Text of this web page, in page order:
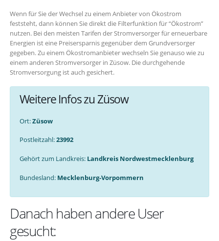
Wenn für Sie der Wechsel zu einem Anbieter von Ökostrom
feststeht, dann können Sie direkt die Filterfunktion für “Ökostrom”
nutzen. Bei den meisten Tarifen der Stromversorger für erneuerbare
Energien ist eine Preisersparnis gegenüber dem Grundversorger
gegeben. Zu einem Ökostromanbieter wechseln Sie genauso wie zu
einem anderen Stromversorger in Züsow. Die durchgehende
Stromversorgung ist auch gesichert.
Weitere Infos zu Züsow
Ort:Züsow
Postleitzahl:23992
Gehört zum Landkreis: Landkreis Nordwestmecklenburg
Bundesland: Mecklenburg-Vorpommern
Danach haben andere User
gesucht: